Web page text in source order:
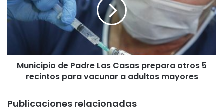
t
o
ñ
i
c
i
o
a
Municipio de Padre Las Casas prepara otros 5
recintos para vacunar a adultos mayores
Publicaciones relacionadas